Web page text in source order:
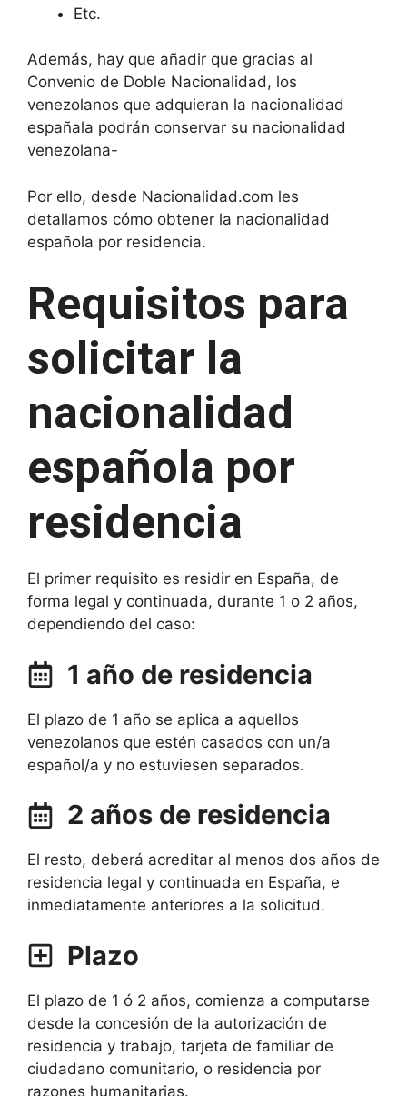
Etc.
Además, hay que añadir que gracias al
Convenio de Doble Nacionalidad, los
venezolanos que adquieran la nacionalidad
españala podrán conservar su nacionalidad
venezolana-
Por ello, desde Nacionalidad.com les
detallamos cómo obtener la nacionalidad
española por residencia.
Requisitos para
solicitar la
nacionalidad
española por
residencia
El primer requisito es residir en España, de
forma legal y continuada, durante 1 o 2 años,
dependiendo del caso:
1 año de residencia
El plazo de 1 año se aplica a aquellos
venezolanos que estén casados con un/a
español/a y no estuviesen separados.
2 años de residencia
El resto, deberá acreditar al menos dos años de
residencia legal y continuada en España, e
inmediatamente anteriores a la solicitud.
Plazo
El plazo de 1 ó 2 años, comienza a computarse
desde la concesión de la autorización de
residencia y trabajo, tarjeta de familiar de
ciudadano comunitario, o residencia por
razones humanitarias.